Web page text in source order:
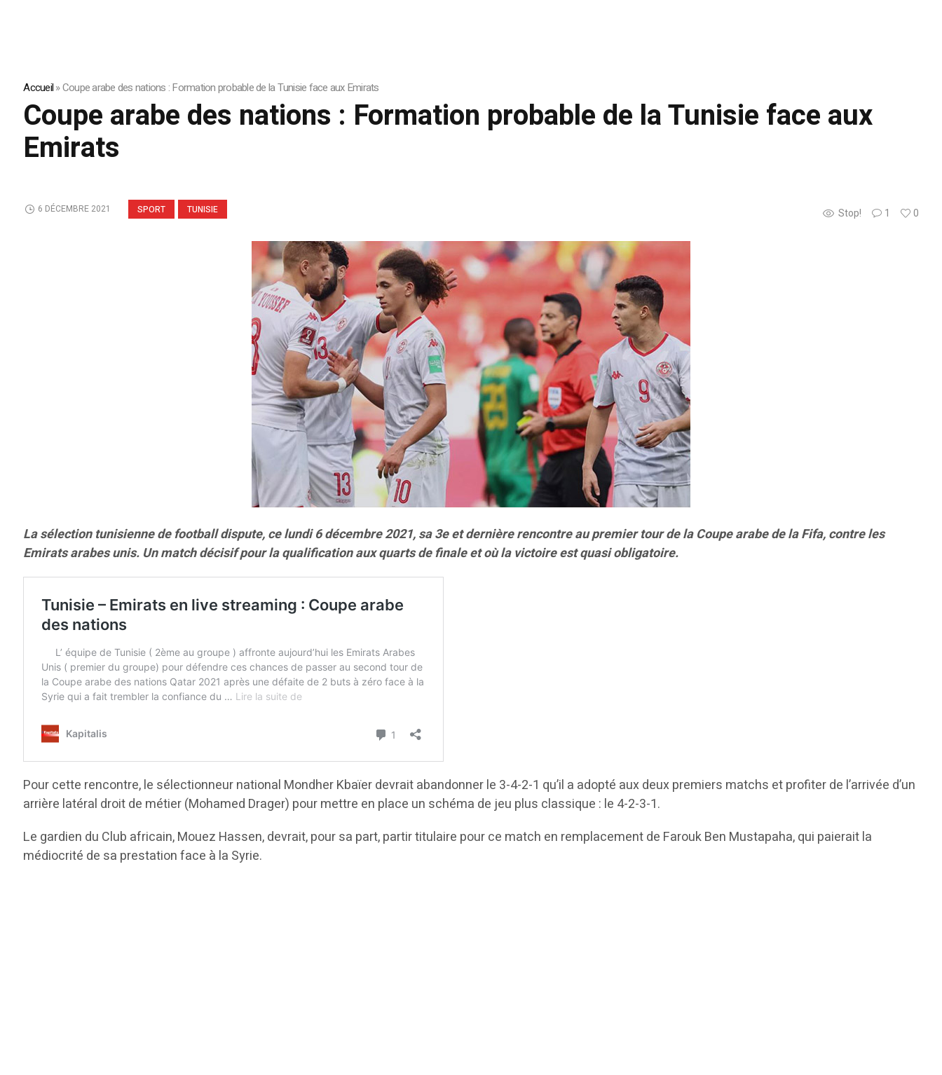
Accueil»Coupe arabe des nations : Formation probable de la Tunisie face aux Emirats
Coupe arabe des nations : Formation probable de la Tunisie face aux
Emirats
SPORT TUNISIE Stop! 1 0
6 DÉCEMBRE 2021
La sélection tunisienne de football dispute, ce lundi 6 décembre 2021, sa 3e et dernière rencontre au premier tour de la Coupe arabe de la Fifa, contre les
Emirats arabes unis. Un match décisif pour la qualification aux quarts de finale et où la victoire est quasi obligatoire.
Pour cette rencontre, le sélectionneur national Mondher Kbaïer devrait abandonner le 3-4-2-1 qu’il a adopté aux deux premiers matchs et profiter de l’arrivée d’un
arrière latéral droit de métier (Mohamed Drager) pour mettre en place un schéma de jeu plus classique : le 4-2-3-1.
Le gardien du Club africain, Mouez Hassen, devrait, pour sa part, partir titulaire pour ce match en remplacement de Farouk Ben Mustapaha, qui paierait la
médiocrité de sa prestation face à la Syrie.